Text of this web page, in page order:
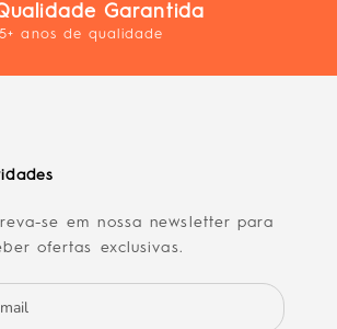
Garantida
anos de qualidade
se em nossa newsletter para
ofertas exclusivas.